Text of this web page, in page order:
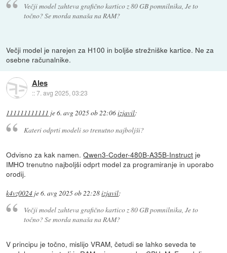
Večji model zahteva grafično kartico z 80 GB pomnilnika, Je to
točno? Se morda nanaša na RAM?
Večji model je narejen za H100 in boljše strežniške kartice. Ne za
osebne računalnike.
Ales
::7. avg 2025, 03:23
111111111111 je6. avg 2025 ob 22:06izjavil:
Kateri odprti modeli so trenutno najboljši?
Odvisno za kak namen.Qwen3-Coder-480B-A35B-Instruct je
IMHO trenutno najboljši odprt model za programiranje in uporabo
orodij.
k4vz0024 je6. avg 2025 ob 22:28izjavil:
Večji model zahteva grafično kartico z 80 GB pomnilnika, Je to
točno? Se morda nanaša na RAM?
V principu je točno, mislijo VRAM, četudi se lahko seveda te